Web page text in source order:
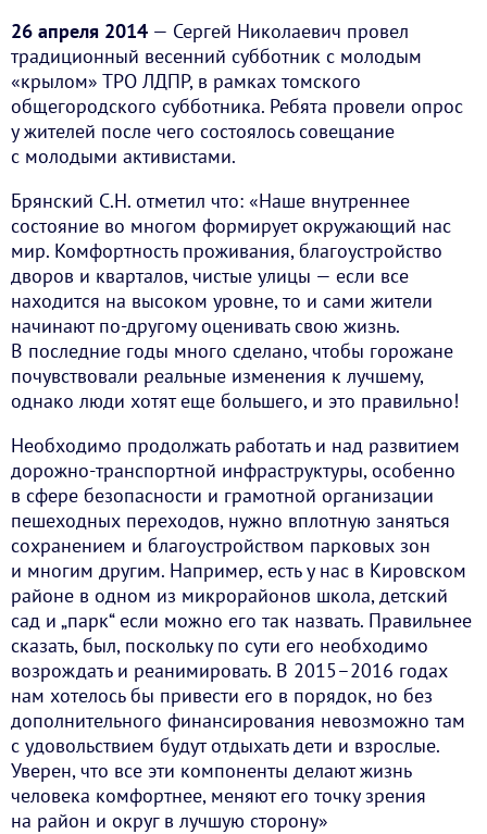
26 апреля 2014 — Сергей Николаевич провел
традиционный весенний субботник с молодым
«крылом» ТРО ЛДПР, в рамках томского
общегородского субботника. Ребята провели опрос
у жителей после чего состоялось совещание
с молодыми активистами.
Брянский С.Н. отметил что: «Наше внутреннее
состояние во многом формирует окружающий нас
мир. Комфортность проживания, благоустройство
дворов и кварталов, чистые улицы — если все
находится на высоком уровне, то и сами жители
начинают по-другому оценивать свою жизнь.
В последние годы много сделано, чтобы горожане
почувствовали реальные изменения к лучшему,
однако люди хотят еще большего, и это правильно!
Необходимо продолжать работать и над развитием
дорожно-транспортной инфраструктуры, особенно
в сфере безопасности и грамотной организации
пешеходных переходов, нужно вплотную заняться
сохранением и благоустройством парковых зон
и многим другим. Например, есть у нас в Кировском
районе в одном из микрорайонов школа, детский
сад и „парк“ если можно его так назвать. Правильнее
сказать, был, поскольку по сути его необходимо
возрождать и реанимировать. В 2015–2016 годах
нам хотелось бы привести его в порядок, но без
дополнительного финансирования невозможно там
с удовольствием будут отдыхать дети и взрослые.
Уверен, что все эти компоненты делают жизнь
человека комфортнее, меняют его точку зрения
на район и округ в лучшую сторону»